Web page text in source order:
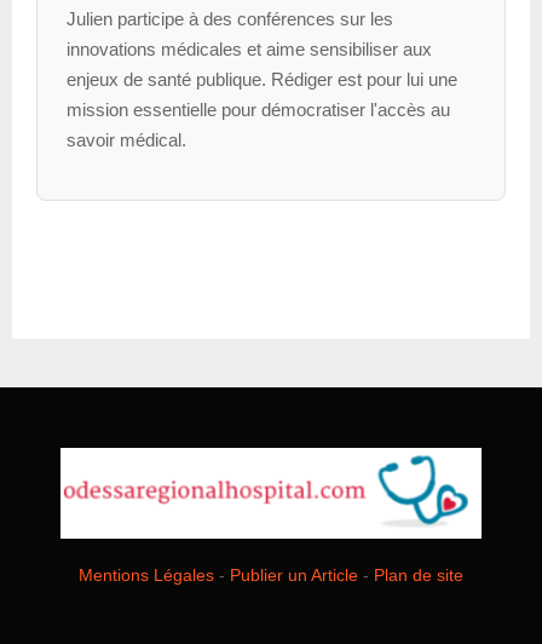
Julien participe à des conférences sur les
innovations médicales et aime sensibiliser aux
enjeux de santé publique. Rédiger est pour lui une
mission essentielle pour démocratiser l'accès au
savoir médical.
Mentions Légales - Publier un Article - Plan de site